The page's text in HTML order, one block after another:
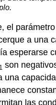
el
a una
esperarse
son
una
las